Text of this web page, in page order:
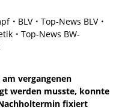
BLV
Top-News BLV
Top-News BW-
vergangenen
werden musste, konnte
fixiert